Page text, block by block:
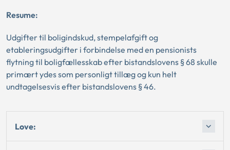
Resume:
Udgifter til boligindskud, stempelafgift og
etableringsudgifter i forbindelse med en pensionists
flytning til boligfællesskab efter bistandslovens § 68 skulle
primært ydes som personligt tillæg og kun helt
undtagelsesvis efter bistandslovens § 46.
Love: